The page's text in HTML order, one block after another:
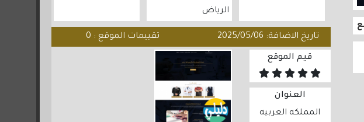
الرياض
تاريخ الاضافة: 2025/05/06 تقييمات الموقع : 0
قيم الموقع
العنوان
المملكه العربيه